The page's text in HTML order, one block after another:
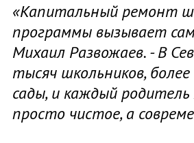
«Капитальный ремонт
программы вызывает
Михаил Развожаев. - В
тысяч школьников,
сады, и каждый родитель
просто чистое, а